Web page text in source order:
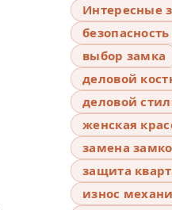
Интересные
выбор замка
деловой
деловой
женская
замена
защита
износ